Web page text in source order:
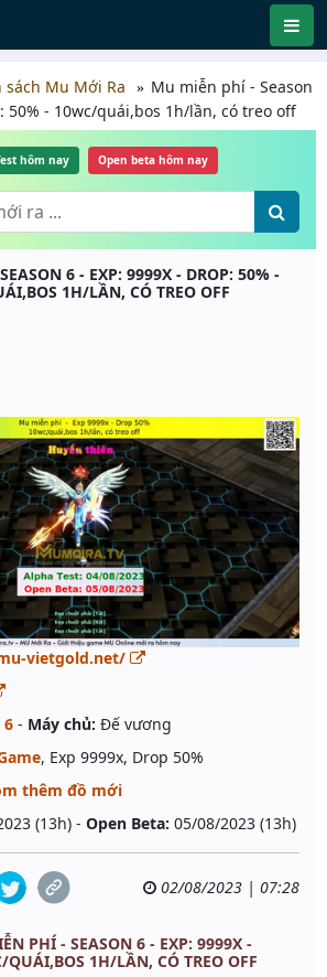
sách Mu Mới Ra
Mu miễn phí - Season
50% - 10wc/quái,bos 1h/lần, có treo off
hôm nay Open beta hôm nay
6 - EXP: 9999X - DROP: 50% -
1H/LẦN, CÓ TREO OFF
vietgold.net/
6 - Máy chủ: Đế vương
, Exp 9999x, Drop 50%
thêm đồ mới
(13h) - Open Beta: 05/08/2023 (13h)
02/08/2023 | 07:28
PHÍ - SEASON 6 - EXP: 9999X -
QUÁI,BOS 1H/LẦN, CÓ TREO OFF